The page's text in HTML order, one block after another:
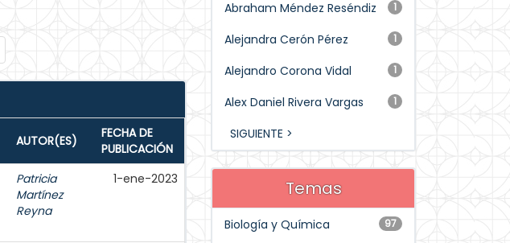
AUTOR(ES)
FECHA DE
PUBLICACIÓN
Patricia
Martínez
Reyna
1-ene-2023
1
Abraham Méndez Reséndiz
1
Alejandra Cerón Pérez
1
Alejandro Corona Vidal
1
Alex Daniel Rivera Vargas
SIGUIENTE >
Temas
97
Biología y Química